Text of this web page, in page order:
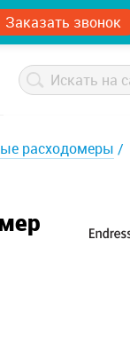
Заказать звонок
расходомеры